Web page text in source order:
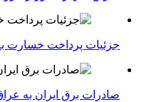
جزئیات پرداخت خسارت
صادرات برق ایران به